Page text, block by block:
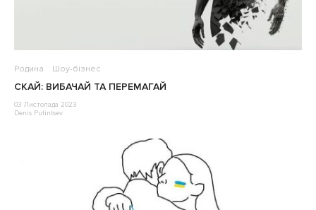
Родина Шоу-бізнес
СКАЙ: ВИБАЧАЙ ТА ПЕРЕМАГАЙ
03 Листопада 2023
Denis Putintsev